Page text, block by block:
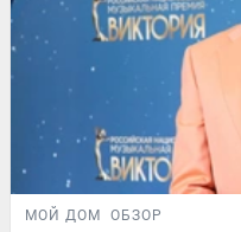
МОЙ ДОМ ОБЗОР